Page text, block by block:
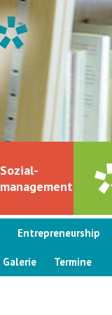
Sozial-
management
Entrepreneurship
Galerie Termine